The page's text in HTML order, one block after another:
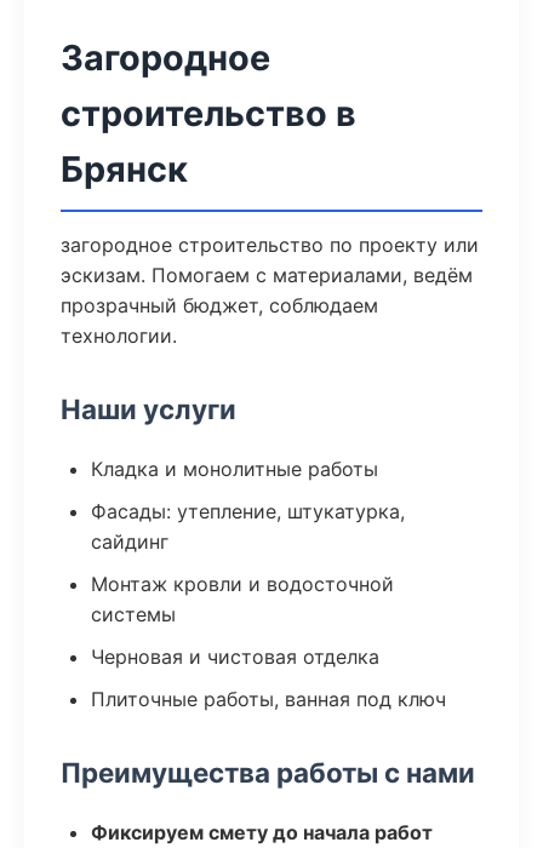
Загородное
строительство в
Брянск
загородное строительство по проекту или
эскизам. Помогаем с материалами, ведём
прозрачный бюджет, соблюдаем
технологии.
Наши услуги
Кладка и монолитные работы
Фасады: утепление, штукатурка,
сайдинг
Монтаж кровли и водосточной
системы
Черновая и чистовая отделка
Плиточные работы, ванная под ключ
Преимущества работы с нами
Фиксируем смету до начала работ